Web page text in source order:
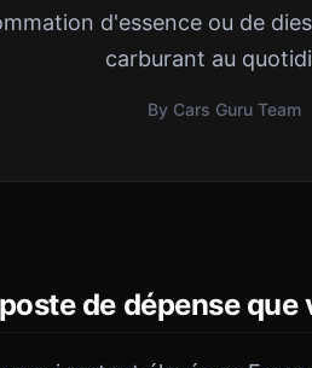
d'essence ou de
carburant au
By Cars Guru Team
de dépense